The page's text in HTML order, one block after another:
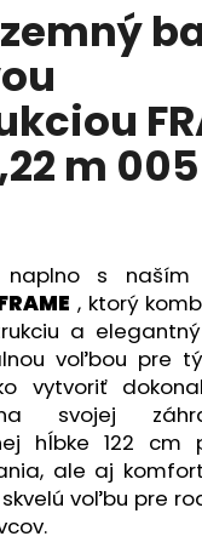
m
s naším
, ktorý
a
voľbou pre
vytvoriť
svojej
hĺbke 122 cm
ale aj
voľbu pre
HĽADAŤ